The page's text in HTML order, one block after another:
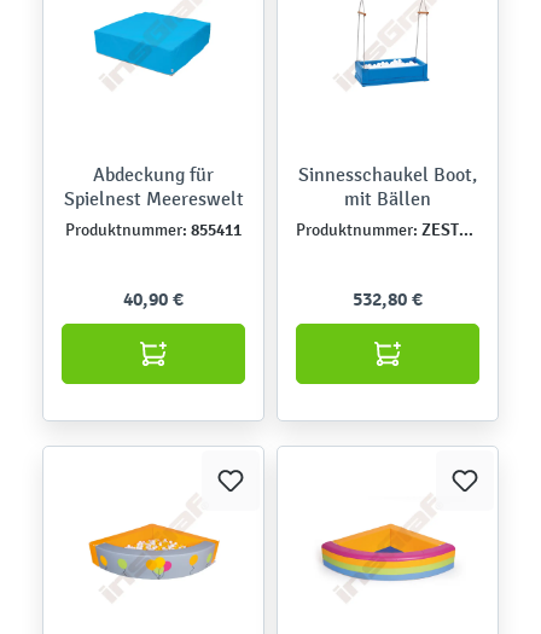
Abdeckung für
Spielnest Meereswelt
Produktnummer: 855411
40,90 €
Sinnesschaukel Boot,
mit Bällen
Produktnummer: ZEST6220
532,80 €